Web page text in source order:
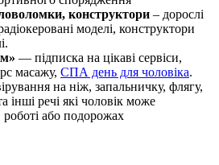
конструктори – дорослі
моделі, конструктори
— підписка на цікаві сервіси,
масажу, СПА день для чоловіка.
на ніж, запальничку, флягу,
інші речі які чоловік може
або подорожах